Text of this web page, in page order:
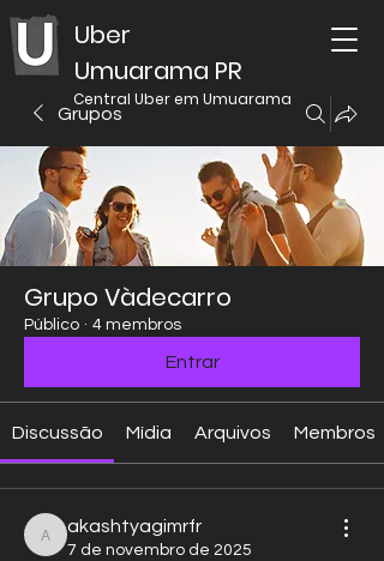
Uber
Umuarama PR
Central Uber em Umuarama
Grupos
Grupo Vàdecarro
Público · 4 membros
Entrar
Discussão Mídia Arquivos Membros
akashtyagimrfr
akashtyagimrfr
7 de novembro de 2025